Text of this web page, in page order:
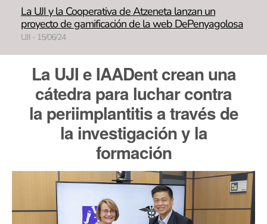
La UJI y la Cooperativa de Atzeneta lanzan un
proyecto de gamificación de la web DePenyagolosa
UJI - 15/06/24
La UJI e IAADent crean una
cátedra para luchar contra
la periimplantitis a través de
la investigación y la
formación